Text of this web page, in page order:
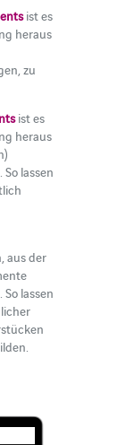
ist es
heraus
zu
ist es
heraus
lassen
aus der
lassen